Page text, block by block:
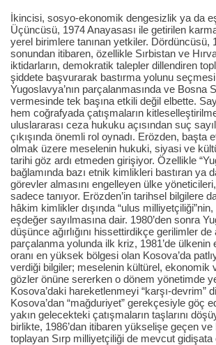
İkincisi, sosyo-ekonomik dengesizlik ya da
Üçüncüsü, 1974 Anayasası ile getirilen
yerel birimlere tanınan yetkiler. Dördüncüsü,
sonundan itibaren, özellikle Sırbistan ve
iktidarların, demokratik talepler dillendiren
şiddete başvurarak bastırma yolunu
Yugoslavya’nın parçalanmasında ve Bosna
vermesinde tek başına etkili değil elbette.
hem coğrafyada çatışmaların
uluslararası ceza hukuku açısından suç
çıkışında önemli rol oynadı. Erözden, başta
olmak üzere meselenin hukuki, siyasi ve
tarihi göz ardı etmeden girişiyor. Özellikle
bağlamında bazı etnik kimlikleri bastıran ya
görevler almasını engelleyen ülke
sadece tanıyor. Erözden’in tarihsel bilgilere
hâkim kimlikler dışında “ulus
eşdeğer sayılmasına dair. 1980’den sonra
düşünce ağırlığını hissettirdikçe gerilimler de
parçalanma yolunda ilk kriz, 1981’de ülkenin
oranı en yüksek bölgesi olan Kosova’da
verdiği bilgiler; meselenin kültürel, ekonomik
gözler önüne sererken o dönem yönetimde
Kosova’daki hareketlenmeyi “karşı-devrim”
Kosova’dan “mağduriyet” gerekçesiyle göç
yakın gelecekteki çatışmaların taşlarını
birlikte, 1986’dan itibaren yükselişe geçen
toplayan Sırp milliyetçiliği de mevcut gidişata